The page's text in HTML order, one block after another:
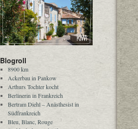
Blogroll
8900 km
Ackerbau in Pankow
Arthurs Tochter kocht
Berlinerin in Frankreich
Bertram Diehl – Anästhesist in
Südfrankreich
Bleu, Blanc, Rouge